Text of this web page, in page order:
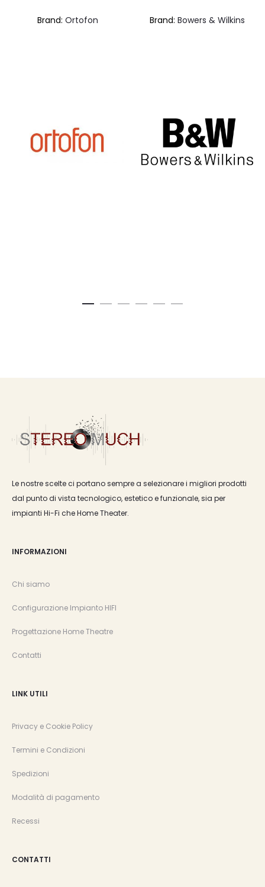
Brand: Ortofon Brand: Bowers & Wilkins
Le nostre scelte ci portano sempre a selezionare i migliori prodotti
dal punto di vista tecnologico, estetico e funzionale, sia per
impianti Hi-Fi che Home Theater.
INFORMAZIONI
Chi siamo
Configurazione Impianto HIFI
Progettazione Home Theatre
Contatti
LINK UTILI
Privacy e Cookie Policy
Termini e Condizioni
Spedizioni
Modalità di pagamento
Recessi
CONTATTI